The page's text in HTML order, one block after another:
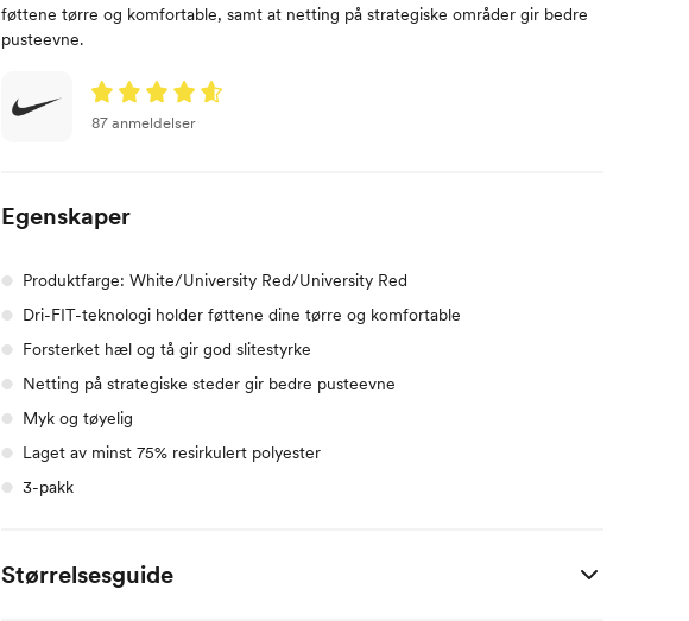
føttene tørre og komfortable, samt at netting på strategiske områder gir bedre
pusteevne.
87 anmeldelser
Egenskaper
Produktfarge: White/University Red/University Red
Dri-FIT-teknologi holder føttene dine tørre og komfortable
Forsterket hæl og tå gir god slitestyrke
Netting på strategiske steder gir bedre pusteevne
Myk og tøyelig
Laget av minst 75% resirkulert polyester
3-pakk
Størrelsesguide